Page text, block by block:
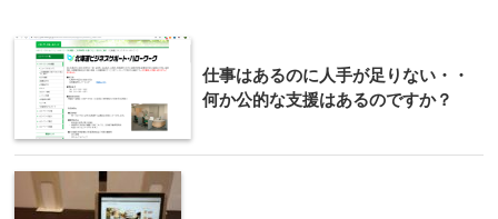
仕事はあるのに人手が足りない・・
何か公的な支援はあるのですか？